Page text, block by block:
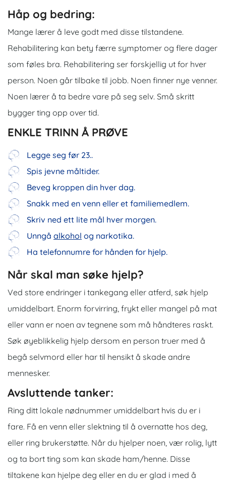
Håp og bedring:
Mange lærer å leve godt med disse tilstandene.
Rehabilitering kan bety færre symptomer og flere dager
som føles bra. Rehabilitering ser forskjellig ut for hver
person. Noen går tilbake til jobb. Noen finner nye venner.
Noen lærer å ta bedre vare på seg selv. Små skritt
bygger ting opp over tid.
ENKLE TRINN Å PRØVE
Legge seg før 23..
Spis jevne måltider.
Beveg kroppen din hver dag.
Snakk med en venn eller et familiemedlem.
Skriv ned ett lite mål hver morgen.
Unngå alkohol og narkotika.
Ha telefonnumre for hånden for hjelp.
Når skal man søke hjelp?
Ved store endringer i tankegang eller atferd, søk hjelp
umiddelbart. Enorm forvirring, frykt eller mangel på mat
eller vann er noen av tegnene som må håndteres raskt.
Søk øyeblikkelig hjelp dersom en person truer med å
begå selvmord eller har til hensikt å skade andre
mennesker.
Avsluttende tanker:
Ring ditt lokale nødnummer umiddelbart hvis du er i
fare. Få en venn eller slektning til å overnatte hos deg,
eller ring brukerstøtte. Når du hjelper noen, vær rolig, lytt
og ta bort ting som kan skade ham/henne. Disse
tiltakene kan hjelpe deg eller en du er glad i med å